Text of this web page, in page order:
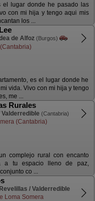
el lugar donde he pasado las
con mi hija y tengo aqui mis
los ...
de Alfoz (Burgos)
es el lugar donde he
vida. Vivo con mi hija y tengo
me ...
Rurales
Valderredible (Cantabria)
(Cantabria)
complejo rural con encanto
a tu espacio lleno de paz,
co ...
Revelillas / Valderredible
Loma Somera